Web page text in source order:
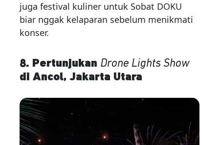
juga festival kuliner untuk Sobat DOKU
biar nggak kelaparan sebelum menikmati
konser.
8. Pertunjukan Drone Lights Show
di Ancol, Jakarta Utara